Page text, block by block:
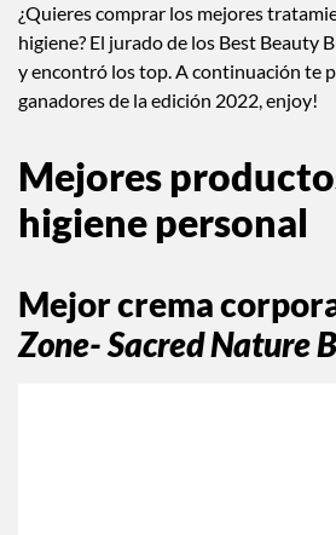
¿Quieres comprar los mejores
higiene? El jurado de los Best Beauty
y encontró los top. A continuación te
ganadores de la edición 2022, enjoy!
Mejores
higiene personal
Mejor crema
Zone- Sacred Nature